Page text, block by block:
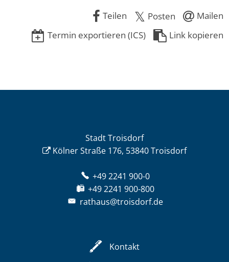
Teilen Posten
Mailen
Termin exportieren (ICS)
Link kopieren
Stadt Troisdorf
Kölner Straße 176, 53840 Troisdorf
+49 2241 900-0
+49 2241 900-800
rathaus@troisdorf.de
Kontakt